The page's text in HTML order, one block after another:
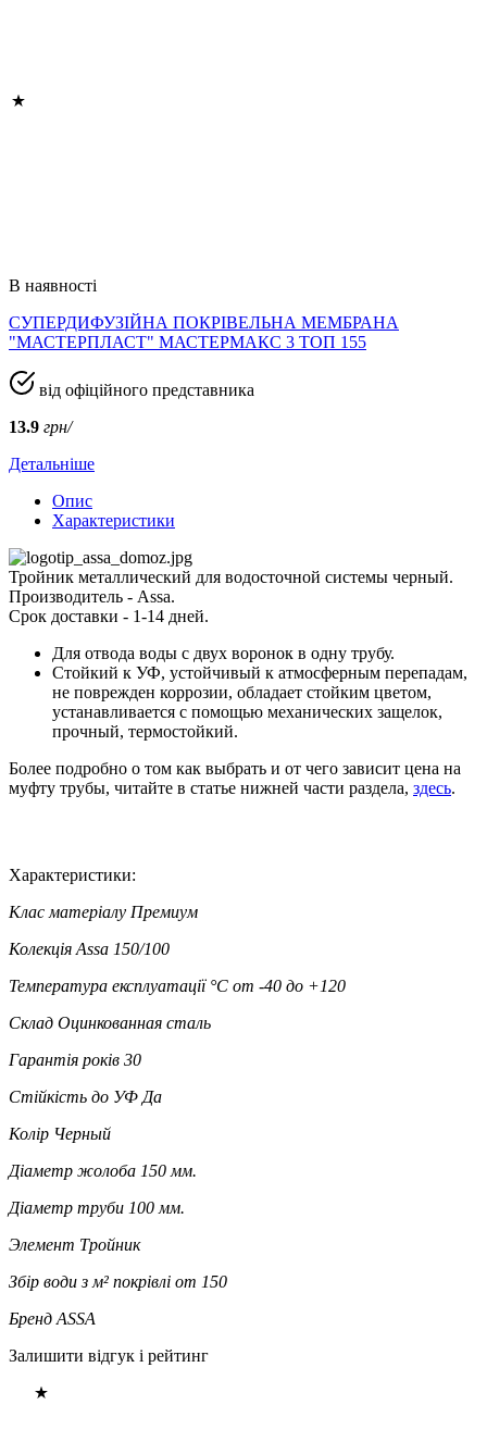
В наявності
СУПЕРДИФУЗІЙНА ПОКРІВЕЛЬНА МЕМБРАНА
"МАСТЕРПЛАСТ" МАСТЕРМАКС 3 ТОП 155
від офіційного представника
13.9 грн/
Детальніше
Опис
Характеристики
Тройник металлический для водосточной системы черный.
Производитель - Assa.
Срок доставки - 1-14 дней.
Для отвода воды с двух воронок в одну трубу.
Стойкий к УФ, устойчивый к атмосферным перепадам,
не поврежден коррозии, обладает стойким цветом,
устанавливается с помощью механических защелок,
прочный, термостойкий.
Более подробно о том как выбрать и от чего зависит цена на
муфту трубы, читайте в статье нижней части раздела, здесь.
Характеристики:
Клас матеріалу Премиум
Колекція Assa 150/100
Температура експлуатації °C от -40 до +120
Склад Оцинкованная сталь
Гарантія років 30
Стійкість до УФ Да
Колір Черный
Діаметр жолоба 150 мм.
Діаметр труби 100 мм.
Элемент Тройник
Збір води з м² покрівлі от 150
Бренд ASSA
Залишити відгук і рейтинг